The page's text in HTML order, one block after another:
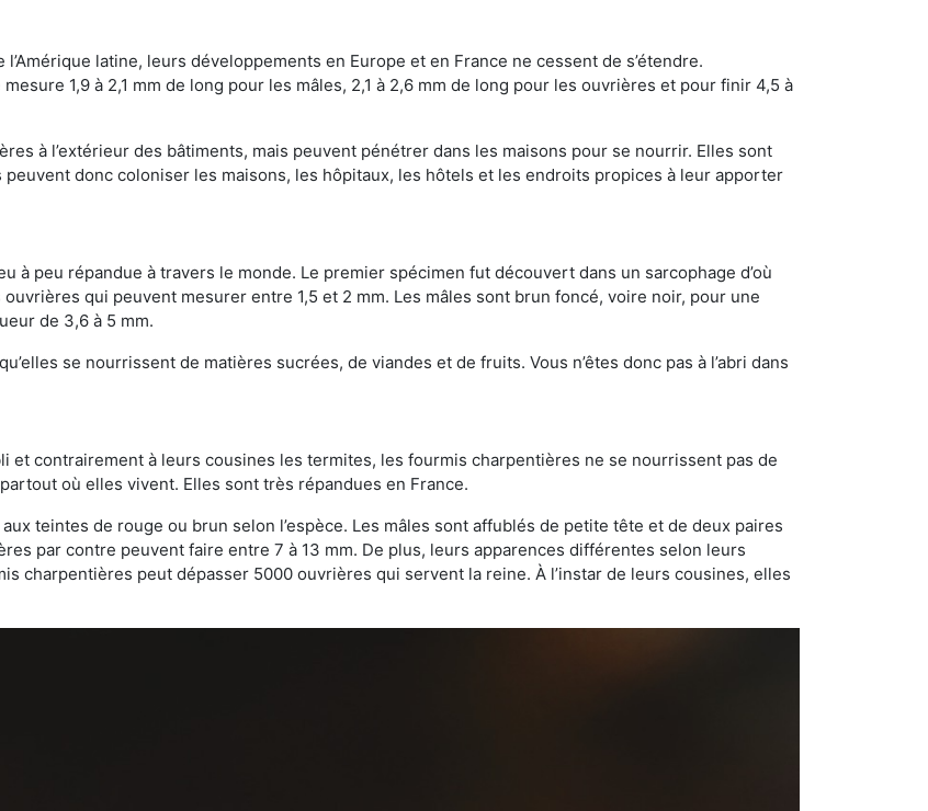
latine, leurs développements en Europe et en France ne cessent de s’étendre.
1,9 à 2,1 mm de long pour les mâles, 2,1 à 2,6 mm de long pour les ouvrières et pour finir 4,5 à
à l’extérieur des bâtiments, mais peuvent pénétrer dans les maisons pour se nourrir. Elles sont
donc coloniser les maisons, les hôpitaux, les hôtels et les endroits propices à leur apporter
à peu répandue à travers le monde. Le premier spécimen fut découvert dans un sarcophage d’où
qui peuvent mesurer entre 1,5 et 2 mm. Les mâles sont brun foncé, voire noir, pour une
de 3,6 à 5 mm.
se nourrissent de matières sucrées, de viandes et de fruits. Vous n’êtes donc pas à l’abri dans
et contrairement à leurs cousines les termites, les fourmis charpentières ne se nourrissent pas de
où elles vivent. Elles sont très répandues en France.
teintes de rouge ou brun selon l’espèce. Les mâles sont affublés de petite tête et de deux paires
par contre peuvent faire entre 7 à 13 mm. De plus, leurs apparences différentes selon leurs
charpentières peut dépasser 5000 ouvrières qui servent la reine. À l’instar de leurs cousines, elles